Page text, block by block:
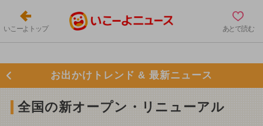
いこーよトップ あとで読む
お出かけトレンド & 最新ニュース
全国の新オープン・リニューアル